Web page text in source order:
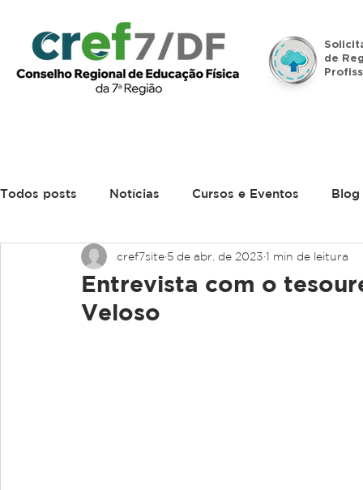
de
Todos posts Notícias Cursos e Eventos Blog
Entrevista com o
Veloso
cref7site 5 de abr. de 2023 1 min de leitura